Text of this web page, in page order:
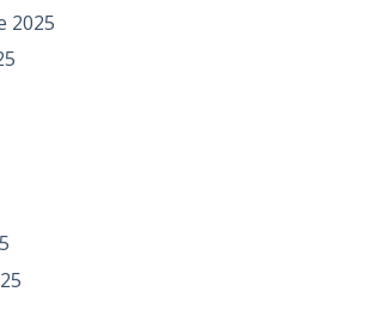
2025